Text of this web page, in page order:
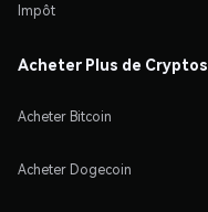
Impôt
Acheter Plus de Cryptos
Acheter Bitcoin
Acheter Dogecoin